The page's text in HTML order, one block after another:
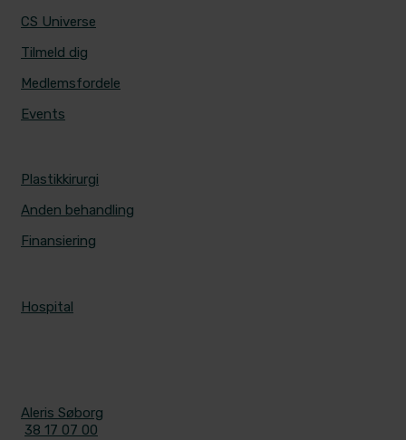
CS Universe
Tilmeld dig
Medlemsfordele
Events
Plastikkirurgi
Anden behandling
Finansiering
Hospital
Aleris Søborg
38 17 07 00